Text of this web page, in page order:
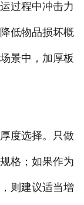
过程中冲击力
低物品损坏概
景中，加厚板
度选择。只做
格；如果作为
则建议适当增